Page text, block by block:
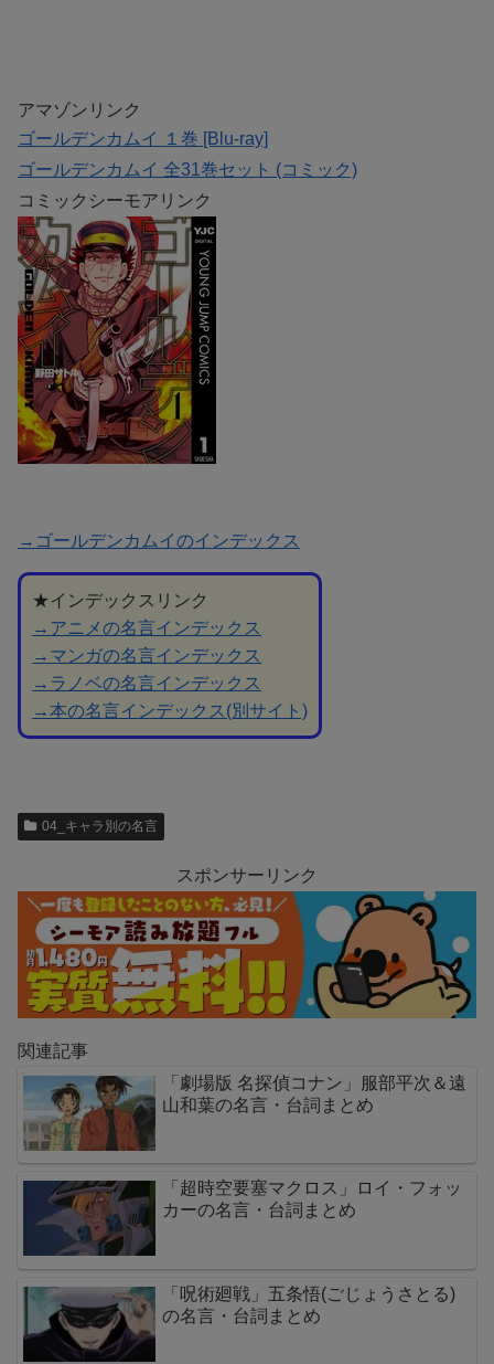
アマゾンリンク
ゴールデンカムイ １巻 [Blu-ray]
ゴールデンカムイ 全31巻セット (コミック)
コミックシーモアリンク
→ゴールデンカムイのインデックス
★インデックスリンク
→アニメの名言インデックス
→マンガの名言インデックス
→ラノベの名言インデックス
→本の名言インデックス(別サイト)
04_キャラ別の名言
スポンサーリンク
関連記事
「劇場版 名探偵コナン」服部平次＆遠
山和葉の名言・台詞まとめ
「超時空要塞マクロス」ロイ・フォッ
カーの名言・台詞まとめ
「呪術廻戦」五条悟(ごじょうさとる)
の名言・台詞まとめ